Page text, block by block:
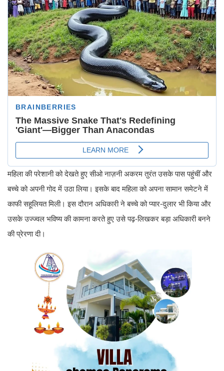
महिला की परेशानी को देखते हुए सीओ नाज़नी अकरम तुरंत उसके पास पहुंचीं और
बच्चे को अपनी गोद में उठा लिया। इसके बाद महिला को अपना सामान समेटने में
काफी सहूलियत मिली। इस दौरान अधिकारी ने बच्चे को प्यार-दुलार भी किया और
उसके उज्ज्वल भविष्य की कामना करते हुए उसे पढ़-लिखकर बड़ा अधिकारी बनने
की प्रेरणा दी।